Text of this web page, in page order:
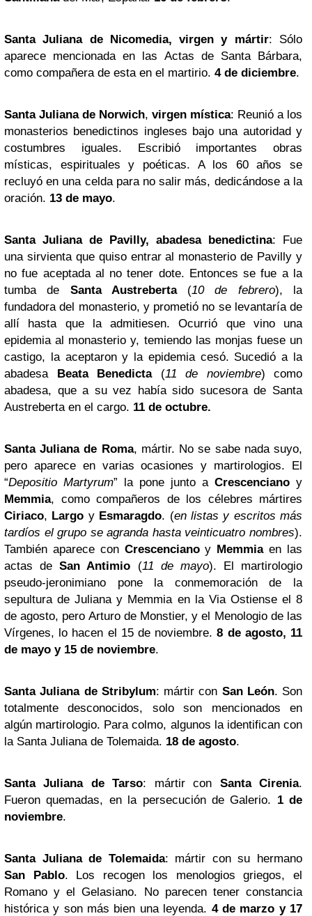
Santa Juliana de Nicomedia, virgen y mártir: Sólo
aparece mencionada en las Actas de Santa Bárbara,
como compañera de esta en el martirio. 4 de diciembre.
Santa Juliana de Norwich, virgen mística: Reunió a los
monasterios benedictinos ingleses bajo una autoridad y
costumbres iguales. Escribió importantes obras
místicas, espirituales y poéticas. A los 60 años se
recluyó en una celda para no salir más, dedicándose a la
oración. 13 de mayo.
Santa Juliana de Pavilly, abadesa benedictina: Fue
una sirvienta que quiso entrar al monasterio de Pavilly y
no fue aceptada al no tener dote. Entonces se fue a la
tumba de Santa Austreberta(10 de febrero), la
fundadora del monasterio, y prometió no se levantaría de
allí hasta que la admitiesen. Ocurrió que vino una
epidemia al monasterio y, temiendo las monjas fuese un
castigo, la aceptaron y la epidemia cesó. Sucedió a la
abadesa Beata Benedicta(11 de noviembre) como
abadesa, que a su vez había sido sucesora de Santa
Austreberta en el cargo. 11 de octubre.
Santa Juliana de Roma, mártir. No se sabe nada suyo,
pero aparece en varias ocasiones y martirologios. El
“Depositio Martyrum” la pone junto a Crescenciano y
Memmia, como compañeros de los célebres mártires
Ciriaco, Largo y Esmaragdo. (en listas y escritos más
tardíos el grupo se agranda hasta veinticuatro nombres).
También aparece con Crescencianoy Memmiaen las
actas deSan Antimio (11 de mayo). El martirologio
pseudo-jeronimiano pone la conmemoración de la
sepultura de Juliana y Memmia en la Via Ostiense el 8
de agosto, pero Arturo de Monstier, y el Menologio de las
Vírgenes, lo hacen el 15 de noviembre.8 de agosto, 11
de mayo y 15 de noviembre.
Santa Juliana de Stribylum: mártir con San León. Son
totalmente desconocidos, solo son mencionados en
algún martirologio. Para colmo, algunos la identifican con
la Santa Juliana de Tolemaida. 18 de agosto.
Santa Juliana de Tarso: mártir con Santa Cirenia.
Fueron quemadas, en la persecución de Galerio. 1 de
noviembre.
Santa Juliana de Tolemaida: mártir con su hermano
San Pablo. Los recogen los menologios griegos, el
Romano y el Gelasiano. No parecen tener constancia
histórica y son más bien una leyenda. 4 de marzo y 17